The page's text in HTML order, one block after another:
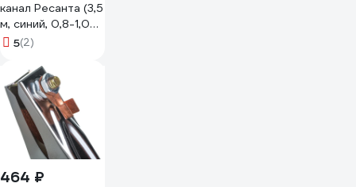
канал Ресанта (3,5
м, синий, 0,8-1,0
мм) для САИПА
5(2)
464 ₽